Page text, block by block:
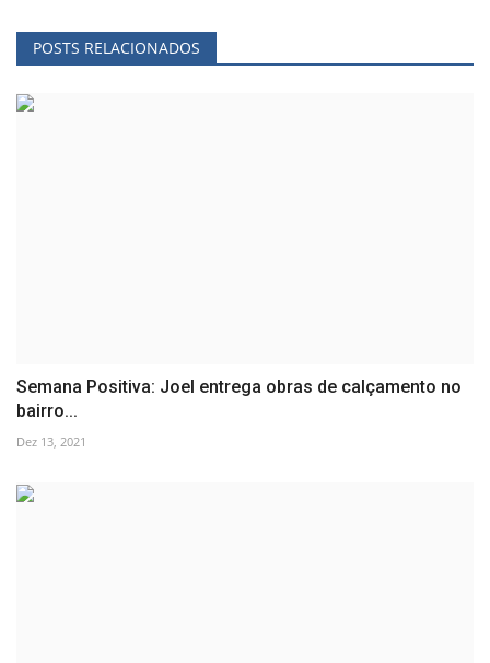
POSTS RELACIONADOS
Semana Positiva: Joel entrega obras de calçamento no
bairro...
Dez 13, 2021